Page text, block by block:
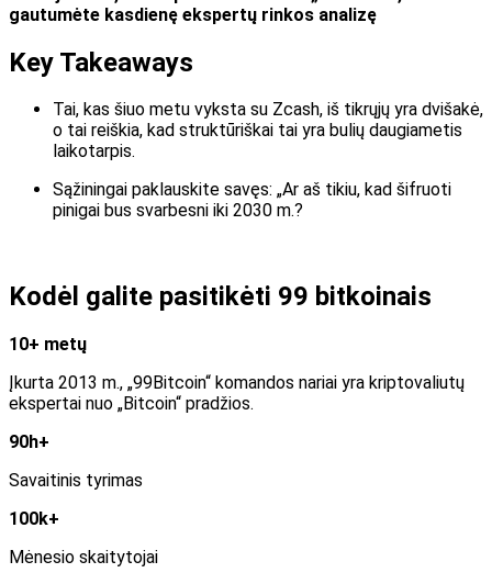
gautumėte kasdienę ekspertų rinkos analizę
Key Takeaways
Tai, kas šiuo metu vyksta su Zcash, iš tikrųjų yra dvišakė,
o tai reiškia, kad struktūriškai tai yra bulių daugiametis
laikotarpis.
Sąžiningai paklauskite savęs: „Ar aš tikiu, kad šifruoti
pinigai bus svarbesni iki 2030 m.?
Kodėl galite pasitikėti 99 bitkoinais
10+ metų
Įkurta 2013 m., „99Bitcoin“ komandos nariai yra kriptovaliutų
ekspertai nuo „Bitcoin“ pradžios.
90h+
Savaitinis tyrimas
100k+
Mėnesio skaitytojai